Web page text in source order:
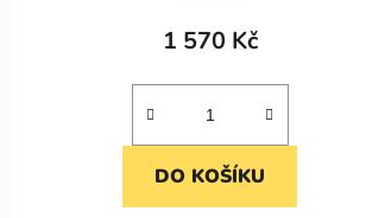
1 570 Kč
DO KOŠÍKU